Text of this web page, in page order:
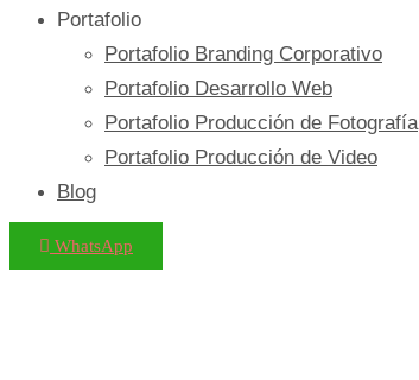
Portafolio
Portafolio Branding Corporativo
Portafolio Desarrollo Web
Portafolio Producción de Fotografía
Portafolio Producción de Video
Blog
WhatsApp